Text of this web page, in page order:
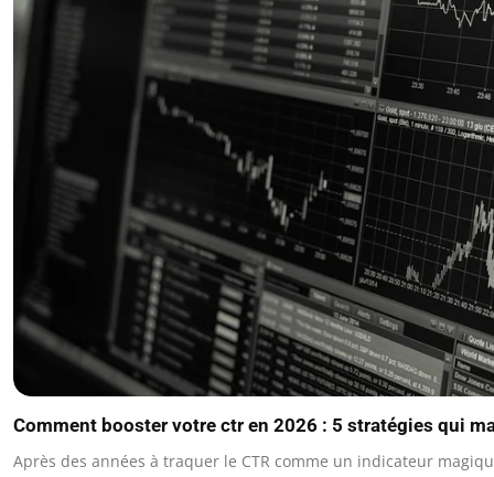
Comment booster votre ctr en 2026 : 5 stratégies qui
Après des années à traquer le CTR comme un indicateur